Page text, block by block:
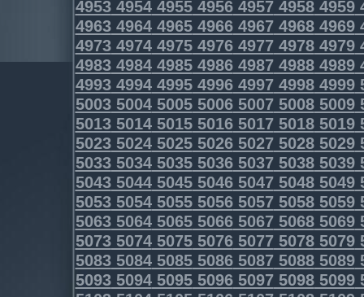
4953495449554956495749584959
4963496449654966496749684969
4973497449754976497749784979
4983498449854986498749884989
4993499449954996499749984999
5003500450055006500750085009
5013501450155016501750185019
5023502450255026502750285029
5033503450355036503750385039
5043504450455046504750485049
5053505450555056505750585059
5063506450655066506750685069
5073507450755076507750785079
5083508450855086508750885089
5093509450955096509750985099